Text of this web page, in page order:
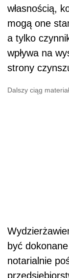
własnością,
mogą one
a tylko
wpływa na
strony
Dalszy ciąg
być
notarialnie